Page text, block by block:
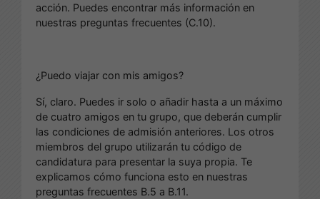
acción. Puedes encontrar más información en
nuestras preguntas frecuentes (C.10).
¿Puedo viajar con mis amigos?
Sí, claro. Puedes ir solo o añadir hasta a un máximo
de cuatro amigos en tu grupo, que deberán cumplir
las condiciones de admisión anteriores. Los otros
miembros del grupo utilizarán tu código de
candidatura para presentar la suya propia. Te
explicamos cómo funciona esto en nuestras
preguntas frecuentes B.5 a B.11.